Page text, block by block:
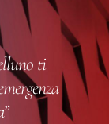
ti